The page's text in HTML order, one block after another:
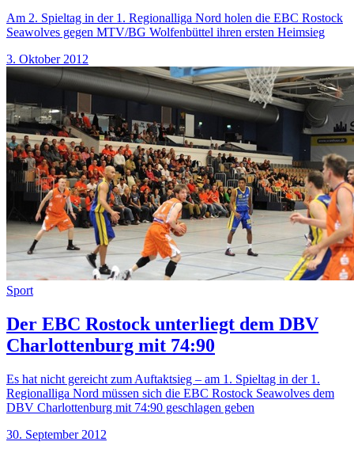
Am 2. Spieltag in der 1. Regionalliga Nord holen die EBC Rostock
Seawolves gegen MTV/BG Wolfenbüttel ihren ersten Heimsieg
3. Oktober 2012
Sport
Der EBC Rostock unterliegt dem DBV
Charlottenburg mit 74:90
Es hat nicht gereicht zum Auftaktsieg – am 1. Spieltag in der 1.
Regionalliga Nord müssen sich die EBC Rostock Seawolves dem
DBV Charlottenburg mit 74:90 geschlagen geben
30. September 2012